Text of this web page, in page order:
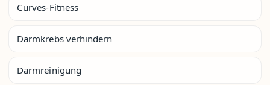
Curves-Fitness
Darmkrebs verhindern
Darmreinigung